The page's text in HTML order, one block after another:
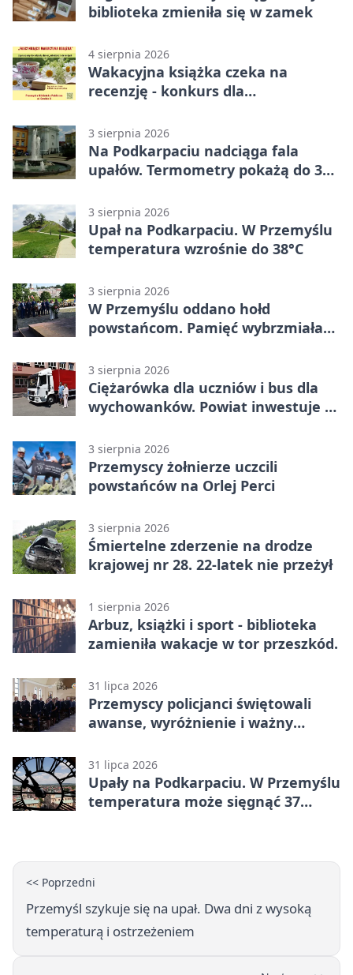
biblioteka zmieniła się w zamek
4 sierpnia 2026
Wakacyjna książka czeka na
recenzję - konkurs dla
3 sierpnia 2026
Na Podkarpaciu nadciąga fala
upałów. Termometry pokażą do 36
3 sierpnia 2026
Upał na Podkarpaciu. W Przemyślu
temperatura wzrośnie do 38°C
3 sierpnia 2026
W Przemyślu oddano hołd
powstańcom. Pamięć wybrzmiała
3 sierpnia 2026
Ciężarówka dla uczniów i bus dla
wychowanków. Powiat inwestuje w
3 sierpnia 2026
Przemyscy żołnierze uczcili
powstańców na Orlej Perci
3 sierpnia 2026
Śmiertelne zderzenie na drodze
krajowej nr 28. 22-latek nie przeżył
1 sierpnia 2026
Arbuz, książki i sport - biblioteka
zamieniła wakacje w tor przeszkód.
31 lipca 2026
Przemyscy policjanci świętowali
awanse, wyróżnienie i ważny
31 lipca 2026
Upały na Podkarpaciu. W Przemyślu
temperatura może sięgnąć 37
<< Poprzedni
Przemyśl szykuje się na upał. Dwa dni z wysoką
temperaturą i ostrzeżeniem